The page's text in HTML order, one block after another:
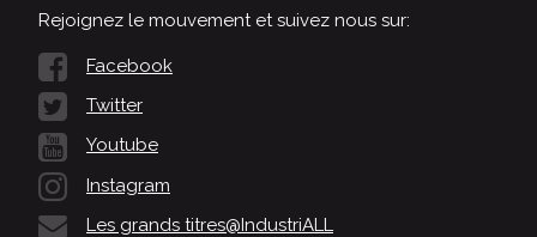
Rejoignez le mouvement et suivez nous sur:
Facebook
Twitter
Youtube
Instagram
Les grands titres@IndustriALL